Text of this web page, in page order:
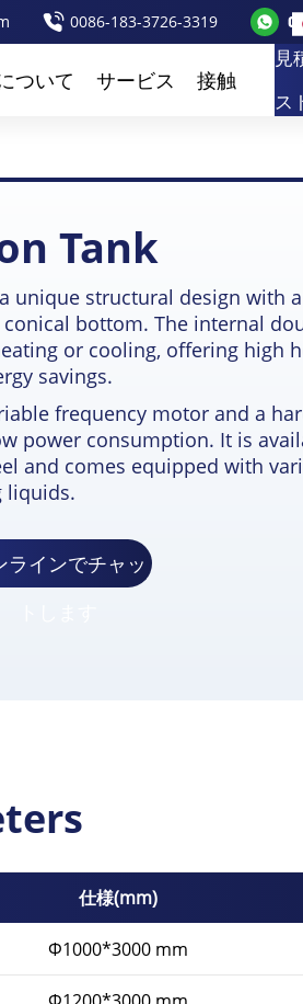
0086-183-3726-3319
ついて サービス 接触
見
ス
Tank
unique structural design with
conical bottom. The internal
or cooling, offering high
savings.
frequency motor and a
power consumption. It is
and comes equipped with
liquids.
ラインでチャッ
仕様(mm)
Ф1000*3000 mm